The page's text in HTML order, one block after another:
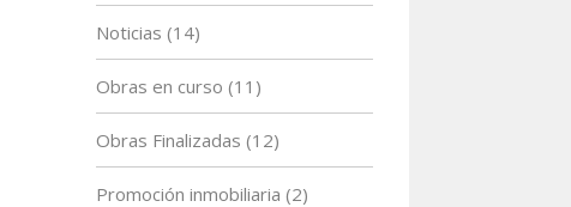
Noticias (14)
Obras en curso (11)
Obras Finalizadas (12)
Promoción inmobiliaria (2)